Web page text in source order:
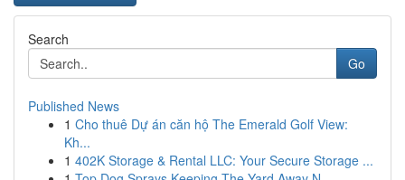
Search
Go
Published News
1 Cho thuê Dự án căn hộ The Emerald Golf View:
Kh...
1 402K Storage & Rental LLC: Your Secure Storage ...